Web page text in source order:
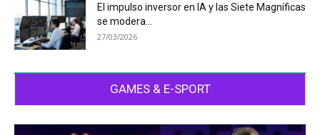
El impulso inversor en IA y las Siete Magníficas
se modera...
27/03/2026
GAMES & E-SPORT